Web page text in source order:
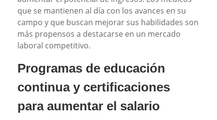
que se mantienen al día con los avances en su
campo y que buscan mejorar sus habilidades son
más propensos a destacarse en un mercado
laboral competitivo.
Programas de educación
continua y certificaciones
para aumentar el salario